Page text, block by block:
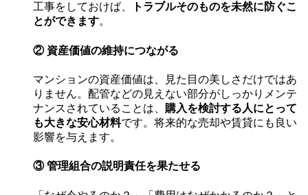
工事をしておけば、
トラブルそのものを未然に防ぐこ
とができます。
② 資産価値の維持につながる
マンションの資産価値は、見た目の美しさだけではあ
りません。配管などの見えない部分がしっかりメンテ
ナンスされていることは、 購入を検討する人にとって
も大きな安心材料です。将来的な売却や賃貸にも良い
影響を与えます。
③ 管理組合の説明責任を果たせる